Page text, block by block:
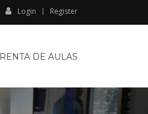
Login Register
RENTA DE AULAS